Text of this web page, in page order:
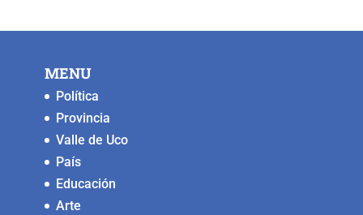
MENU
Política
Provincia
Valle de Uco
País
Educación
Arte